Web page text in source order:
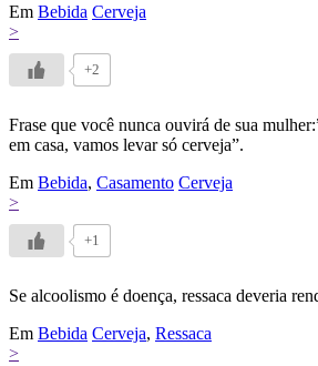
Em Bebida Cerveja
>
+2
Frase que você nunca ouvirá de sua
em casa, vamos levar só cerveja”.
Em Bebida, Casamento Cerveja
>
+1
Se alcoolismo é doença, ressaca deveria
Em Bebida Cerveja, Ressaca
>